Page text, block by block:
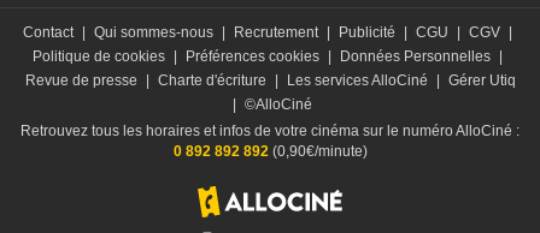
Contact Qui sommes-nous Recrutement Publicité CGU CGV
Politique de cookies
Préférences cookies Données Personnelles
Revue de presse
Charte d'écriture Les services AlloCiné
Gérer Utiq
©AlloCiné
Retrouvez tous les horaires et infos de votre cinéma sur le numéro AlloCiné :
0 892 892 892(0,90€/minute)